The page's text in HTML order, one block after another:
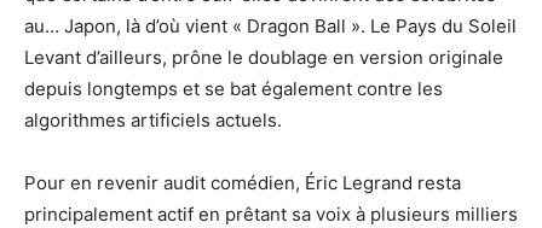
au… Japon, là d’où vient « Dragon Ball ». Le Pays du Soleil
Levant d’ailleurs, prône le doublage en version originale
depuis longtemps et se bat également contre les
algorithmes artificiels actuels.
Pour en revenir audit comédien, Éric Legrand resta
principalement actif en prêtant sa voix à plusieurs milliers